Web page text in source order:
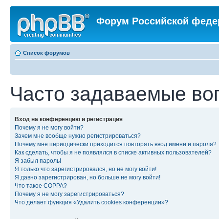
Форум Российской
Список форумов
Часто задаваемые
Вход на конференцию и регистрация
Почему я не могу войти?
Зачем мне вообще нужно регистрироваться?
Почему мне периодически приходится повторять ввод имени и пароля?
Как сделать, чтобы я не появлялся в списке активных пользователей?
Я забыл пароль!
Я только что зарегистрировался, но не могу войти!
Я давно зарегистрирован, но больше не могу войти!
Что такое COPPA?
Почему я не могу зарегистрироваться?
Что делает функция «Удалить cookies конференции»?